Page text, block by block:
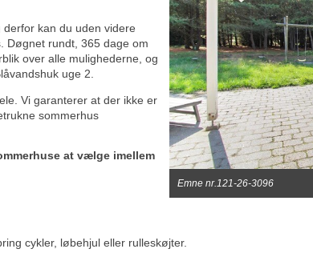
Emne nr.121-26-3096
kan du uden videre
Døgnet rundt, 365 dage om
over alle mulighederne, og
uge 2.
Vi garanterer at der ikke er
sommerhus
at vælge imellem
cykler, løbehjul eller rulleskøjter.